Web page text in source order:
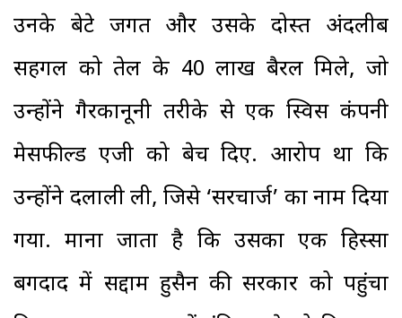
उनके बेटे जगत और उसके दोस्त अंदलीब
सहगल को तेल के 40 लाख बैरल मिले, जो
उन्होंने गैरकानूनी तरीके से एक स्विस कंपनी
मेसफील्ड एजी को बेच दिए. आरोप था कि
उन्होंने दलाली ली, जिसे ‘सरचार्ज’ का नाम दिया
गया. माना जाता है कि उसका एक हिस्सा
बगदाद में सद्दाम हुसैन की सरकार को पहुंचा